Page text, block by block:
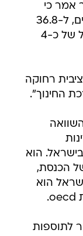
סער אמר כי
ב-2012 יגדל התקציב בכ-3.8% נוספים, ל-36.8
מיליארד שקל. בסך הכל מדובר בגידול של כ-4
רחוקה
החינוך".
הוא
הכנסת,
הצעירים עד גיל 24 בישראל הוא
לתוספות